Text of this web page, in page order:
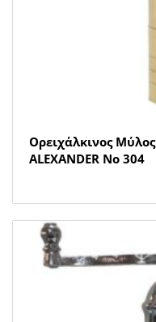
Ορειχάλκινος
ALEXANDER Νο 304